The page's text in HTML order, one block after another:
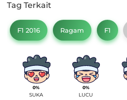
Tag Terkait
F1 2016 Ragam F1
0%
SUKA
0%
LUCU